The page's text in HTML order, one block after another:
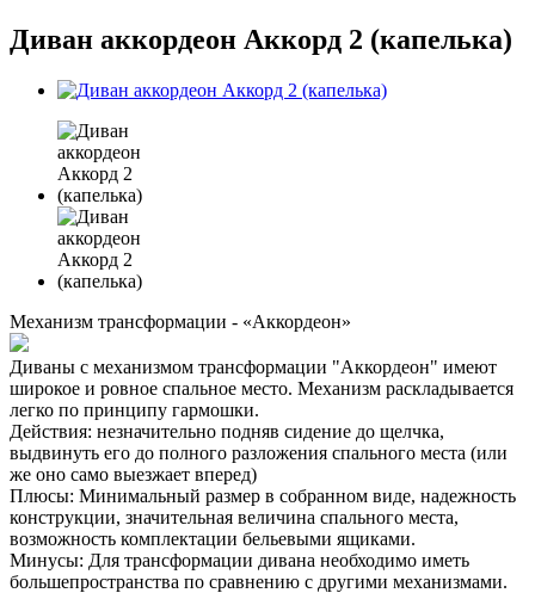
Диван аккордеон Аккорд 2 (капелька)
Механизм трансформации - «Аккордеон»
Диваны с механизмом трансформации "Аккордеон" имеют
широкое и ровное спальное место. Механизм раскладывается
легко по принципу гармошки.
Действия: незначительно подняв сидение до щелчка,
выдвинуть его до полного разложения спального места (или
же оно само выезжает вперед)
Плюсы: Минимальный размер в собранном виде, надежность
конструкции, значительная величина спального места,
возможность комплектации бельевыми ящиками.
Минусы: Для трансформации дивана необходимо иметь
большепространства по сравнению с другими механизмами.